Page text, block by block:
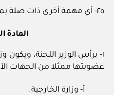
٢٥- أي مهمة أخرى ذات صلة بمجال عمل اللجنة.
المادة
١- يرأس الوزير اللجنة، ويكون
عضويتها ممثلا من الجهات
أ- وزارة الخارجية.